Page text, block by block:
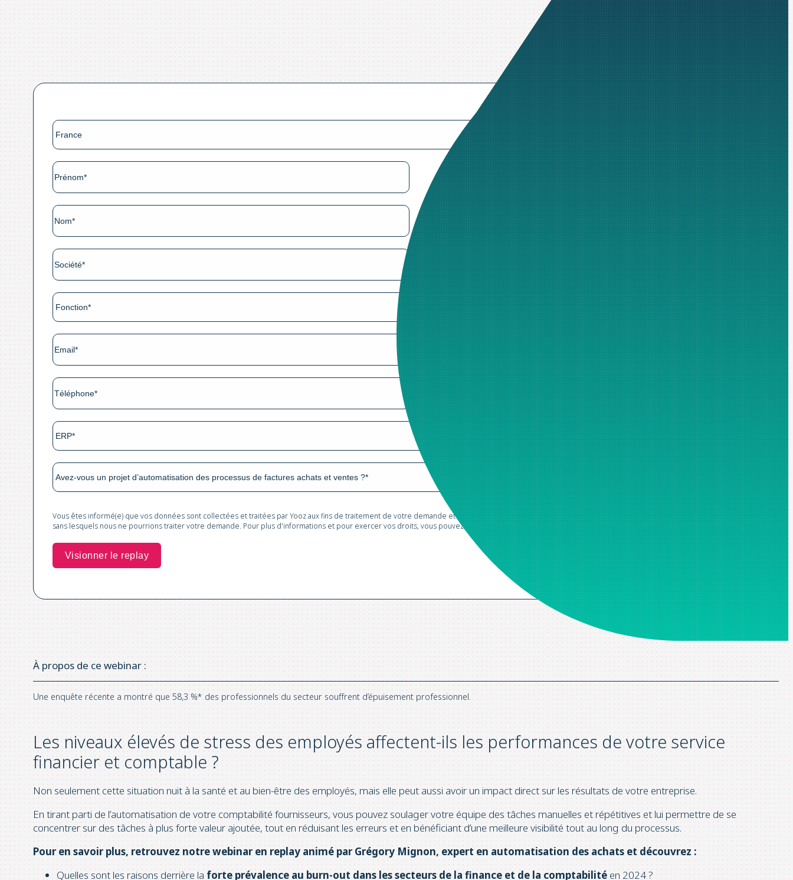
Vous êtes informé(e) que vos données sont collectées et traitées par Yooz aux fins de traitement de votre demande et de prospection commerciale. Les champs marqués d'un astérisque sont obligatoires
sans lesquels nous ne pourrions traiter votre demande. Pour plus d'informations et pour exercer vos droits, vous pouvez consulter notrePolitique de confidentialité*.
À propos de ce webinar :
Une enquête récente a montré que 58,3 %* des professionnels du secteur souffrent d’épuisement professionnel.
Les niveaux élevés de stress des employés affectent-ils les performances de votre service
financier et comptable ?
Non seulement cette situation nuit à la santé et au bien-être des employés, mais elle peut aussi avoir un impact direct sur les résultats de votre entreprise.
En tirant parti de l’automatisation de votre comptabilité fournisseurs, vous pouvez soulager votre équipe des tâches manuelles et répétitives et lui permettre de se
concentrer sur des tâches à plus forte valeur ajoutée, tout en réduisant les erreurs et en bénéficiant d’une meilleure visibilité tout au long du processus.
Pour en savoir plus, retrouvez notre webinar en replay animé par Grégory Mignon, expert en automatisation des achats et découvrez :
Quelles sont les raisons derrière la forte prévalence au burn-out dans les secteurs de la finance et de la comptabilité en 2024 ?